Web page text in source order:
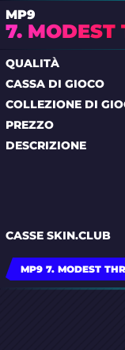
MP9
7. MODEST
QUALITÀ
CASSA DI GIOCO
COLLEZIONE DI
PREZZO
DESCRIZIONE
CASSE SKIN.CLUB
MP9 7. MODEST